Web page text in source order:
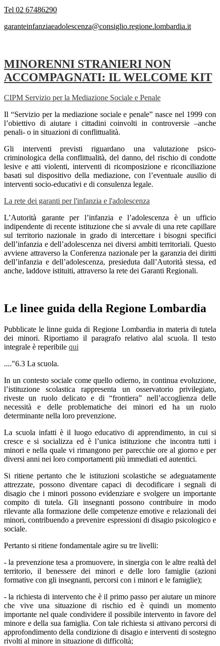
Tel 02 67486290
garanteinfanziaeadolescenza@consiglio.regione.lombardia.it
MINORENNI STRANIERI NON
ACCOMPAGNATI: IL WELCOME KIT
CIPM Servizio per la Mediazione Sociale e Penale
Il “Servizio per la mediazione sociale e penale” nasce nel 1999 con
l’obiettivo di aiutare i cittadini coinvolti in controversie –anche
penali- o in situazioni di conflittualità.
Gli interventi previsti riguardano una valutazione psico-
criminologica della conflittualità, del danno, del rischio di condotte
lesive e atti violenti, interventi di ricomposizione e riconciliazione
basati sul dispositivo della mediazione, con l’eventuale ausilio di
interventi socio-educativi e di consulenza legale.
La rete dei garanti per l'infanzia e l'adolescenza
L’Autorità garante per l’infanzia e l’adolescenza è un ufficio
indipendente di recente istituzione che si avvale di una rete capillare
sul territorio nazionale in grado di intercettare i bisogni specifici
dell’infanzia e dell’adolescenza nei diversi ambiti territoriali. Questo
avviene attraverso la Conferenza nazionale per la garanzia dei diritti
dell’infanzia e dell’adolescenza, presieduta dall’Autorità stessa, ed
anche, laddove istituiti, attraverso la rete dei Garanti Regionali.
Le linee guida della Regione Lombardia
Pubblicate le linne guida di Regione Lombardia in materia di tutela
dei minori. Riportiamo il paragrafo relativo alal scuola. Il testo
integrale è reperibile qui
...."6.3 La scuola.
In un contesto sociale come quello odierno, in continua evoluzione,
l’istituzione scolastica rappresenta un osservatorio privilegiato,
riveste un ruolo delicato e di “frontiera” nell’accoglienza delle
necessità e delle problematiche dei minori ed ha un ruolo
determinante nella loro prevenzione.
La scuola infatti è il luogo educativo di apprendimento, in cui si
cresce e si socializza ed è l’unica istituzione che incontra tutti i
minori e nella quale vi rimangono per parecchie ore al giorno e per
diversi anni nei loro comportamenti più immediati ed autentici.
Si ritiene pertanto che le istituzioni scolastiche se adeguatamente
attrezzate, possono diventare capaci di decodificare i segnali di
disagio che i minori possono evidenziare e svolgere un importante
compito di tutela. Gli insegnanti possono contribuire in modo
rilevante alla formazione delle competenze emotive e relazionali dei
minori, contribuendo a prevenire espressioni di disagio psicologico e
sociale.
Pertanto si ritiene fondamentale agire su tre livelli:
- la prevenzione tesa a promuovere, in sinergia con le altre realtà del
territorio, il benessere dei minori e delle loro famiglie (azioni
formative con gli insegnanti, percorsi con i minori e le famiglie);
- la richiesta di intervento che è il primo passo per aiutare un minore
che vive una situazione di rischio ed è quindi un momento
importante nel quale condividere il possibile intervento in favore del
minore e della sua famiglia. Con tale richiesta si attivano percorsi di
approfondimento della condizione di disagio e interventi di sostegno
rivolti al minore in situazione di difficoltà;